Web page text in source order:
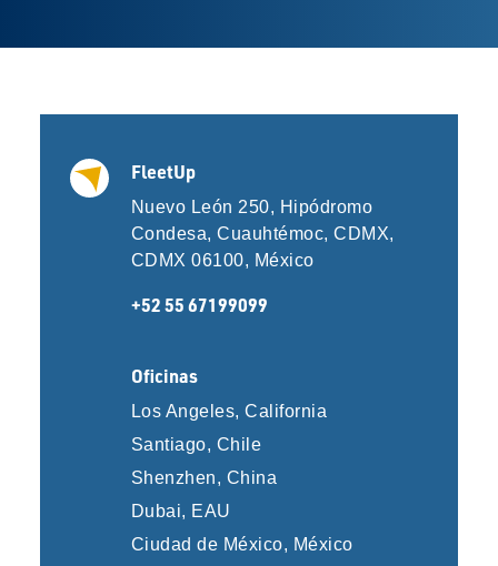
FleetUp
Nuevo León 250, Hipódromo
Condesa, Cuauhtémoc, CDMX,
CDMX 06100, México
+52 55 67199099
Oficinas
Los Angeles, California
Santiago, Chile
Shenzhen, China
Dubai, EAU
Ciudad de México, México